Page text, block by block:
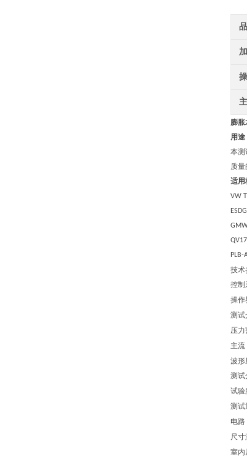
膨胀
用途
本测
质量
适用
VW
PLB-
技术
控制
操作
测试
压力
主流
波形
测试
试验
测试
电路
尺寸
室内